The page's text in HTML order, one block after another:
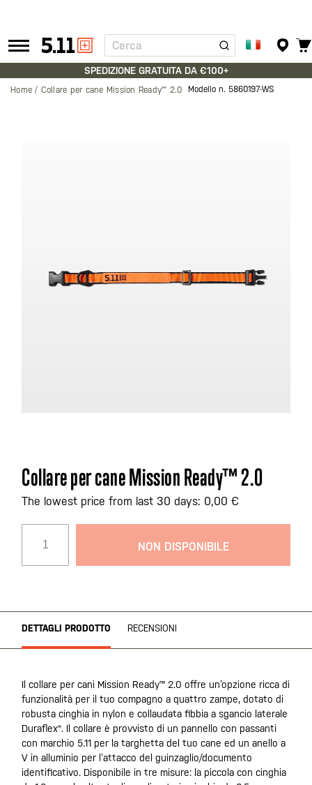
Tactical
Gear
Cerca
SPEDIZIONE GRATUITA DA €100+
Home Collare per cane Mission Ready™ 2.0 Modello n. 5860197-WS
Vai
all'inizio
della
immagini
Collare per cane Mission Ready™ 2.0
The lowest price from last 30 days: 0,00 €
NON DISPONIBILE
DETTAGLI PRODOTTO RECENSIONI
Il collare per cani Mission Ready™ 2.0 offre un’opzione ricca di
funzionalità per il tuo compagno a quattro zampe, dotato di
robusta cinghia in nylon e collaudata fibbia a sgancio laterale
Duraflex®. Il collare è provvisto di un pannello con passanti
con marchio 5.11 per la targhetta del tuo cane ed un anello a
V in alluminio per l’attacco del guinzaglio/documento
identificativo. Disponibile in tre misure: la piccola con cinghia